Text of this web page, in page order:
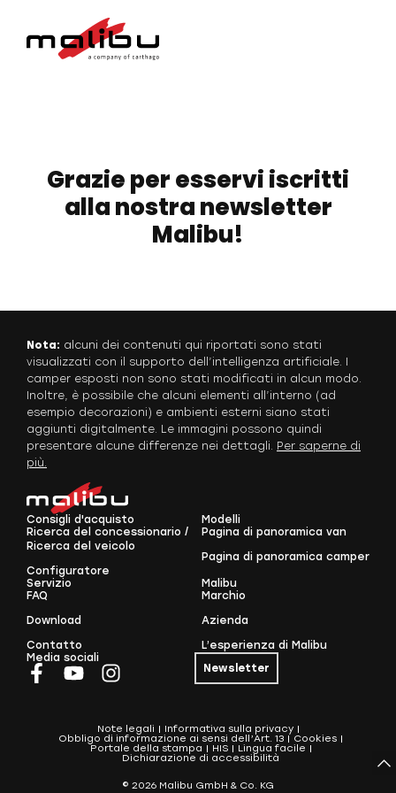
Grazie per esservi iscritti
alla nostra newsletter
Malibu!
Nota: alcuni dei contenuti qui riportati sono stati
visualizzati con il supporto dell’intelligenza artificiale. I
camper esposti non sono stati modificati in alcun modo.
Inoltre, è possibile che alcuni elementi all’interno (ad
esempio decorazioni) e ambienti esterni siano stati
aggiunti digitalmente. Le immagini possono quindi
presentare alcune differenze nei dettagli. Per saperne di
più.
Consigli d'acquisto
Ricerca del concessionario /
Ricerca del veicolo
Configuratore
Modelli
Pagina di panoramica van
Pagina di panoramica camper
Servizio
FAQ
Download
Contatto
Malibu
Marchio
Azienda
L’esperienza di Malibu
Media sociali
Newsletter
Note legali
Informativa sulla privacy
Obbligo di informazione ai sensi dell’Art. 13
Cookies
Portale della stampa
HIS
Lingua facile
Dichiarazione di accessibilità
© 2026 Malibu GmbH & Co. KG